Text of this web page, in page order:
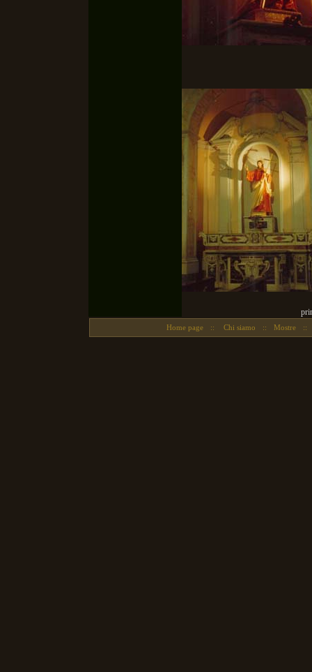
Home page :: Chi siamo :: Mostre ::